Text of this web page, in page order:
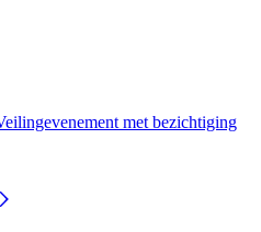
met bezichtiging